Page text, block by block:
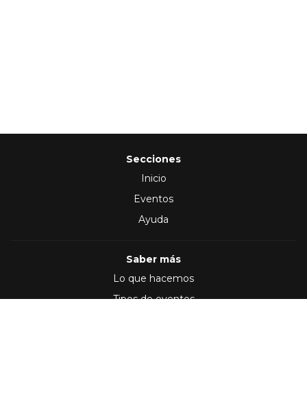
Secciones
Inicio
Eventos
Ayuda
Saber más
Lo que hacemos
Tipos de eventos